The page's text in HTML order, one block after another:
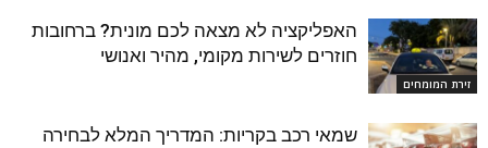
זירת המומחים
האפליקציה לא מצאה לכם מונית? ברחובות
חוזרים לשירות מקומי, מהיר ואנושי
שמאי רכב בקריות: המדריך המלא לבחירה